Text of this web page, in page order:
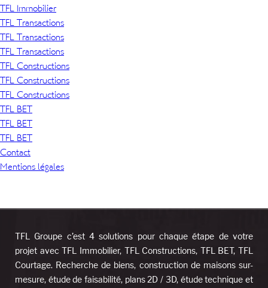
TFL Immobilier
TFL Transactions
TFL Transactions
TFL Transactions
TFL Constructions
TFL Constructions
TFL Constructions
TFL BET
TFL BET
TFL BET
Contact
Mentions légales
TFL Groupe c’est 4 solutions pour chaque étape de votre
projet avec TFL Immobilier, TFL Constructions, TFL BET, TFL
Courtage. Recherche de biens, construction de maisons sur-
mesure, étude de faisabilité, plans 2D / 3D, étude technique et